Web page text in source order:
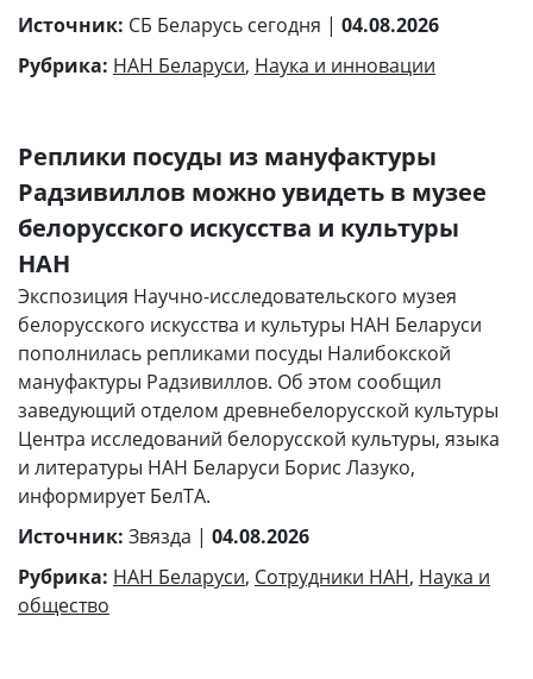
Источник: СБ Беларусь сегодня | 04.08.2026
Рубрика: НАН Беларуси, Наука и инновации
Реплики посуды из мануфактуры
Радзивиллов можно увидеть в музее
белорусского искусства и культуры
НАН
Экспозиция Научно-исследовательского музея
белорусского искусства и культуры НАН Беларуси
пополнилась репликами посуды Налибокской
мануфактуры Радзивиллов. Об этом сообщил
заведующий отделом древнебелорусской культуры
Центра исследований белорусской культуры, языка
и литературы НАН Беларуси Борис Лазуко,
информирует БелТА.
Источник: Звязда | 04.08.2026
Рубрика: НАН Беларуси, Сотрудники НАН, Наука и
общество